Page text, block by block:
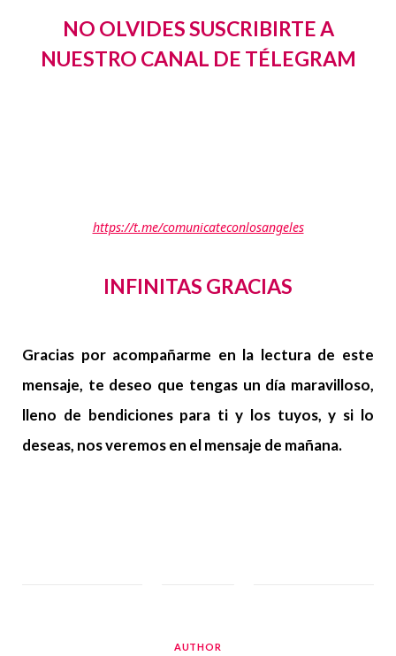
NO OLVIDES SUSCRIBIRTE A
NUESTRO CANAL DE TÉLEGRAM
https://t.me/comunicateconlosangeles
INFINITAS GRACIAS
Gracias por acompañarme en la lectura de este
mensaje, te deseo que tengas un día maravilloso,
lleno de bendiciones para ti y los tuyos, y si lo
deseas, nos veremos en el mensaje de mañana.
AUTHOR